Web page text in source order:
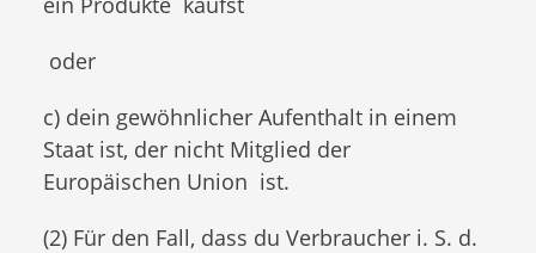
oder
c) dein gewöhnlicher Aufenthalt in einem
Staat ist, der nicht Mitglied der
Europäischen Union ist.
(2) Für den Fall, dass du Verbraucher i. S. d.